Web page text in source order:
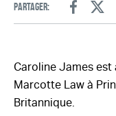
Partager:
Facebook
Caroline James
Marcotte Law à
Britannique.